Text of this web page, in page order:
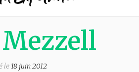
le18 juin 2012